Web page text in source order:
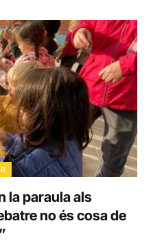
la paraula als
no és cosa de